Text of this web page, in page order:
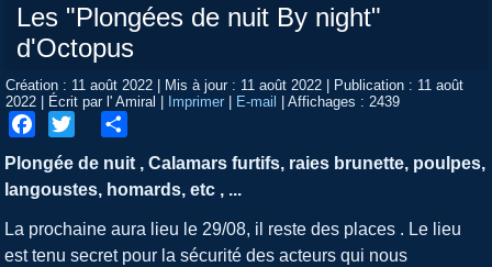
Les "Plongées de nuit By night"
d'Octopus
Création : 11 août 2022 | Mis à jour : 11 août 2022 | Publication : 11 août
2022 | Écrit par l' Amiral | Imprimer | E-mail |Affichages : 2439
Plongée de nuit , Calamars furtifs, raies brunette, poulpes,
langoustes, homards, etc , ...
La prochaine aura lieu le 29/08, il reste des places . Le lieu
est tenu secret pour la sécurité des acteurs qui nous